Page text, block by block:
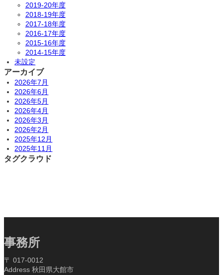
2019-20年度
2018-19年度
2017-18年度
2016-17年度
2015-16年度
2014-15年度
未設定
アーカイブ
2026年7月
2026年6月
2026年5月
2026年4月
2026年3月
2026年2月
2025年12月
2025年11月
タグクラウド
事務所
〒 017-0012
Address 秋田県大館市